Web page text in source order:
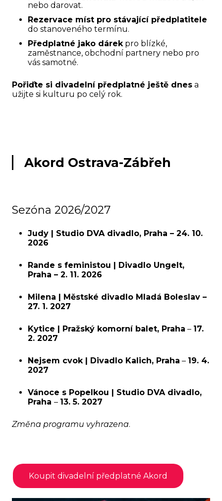
nebo darovat.
Rezervace míst pro stávající předplatitele
do stanoveného termínu.
Předplatné jako dárekpro blízké,
zaměstnance, obchodní partnery nebo pro
vás samotné.
Pořiďte si divadelní předplatné ještě dnes a
užijte si kulturu po celý rok.
Akord Ostrava-Zábřeh
Sezóna 2026/2027
Judy | Studio DVA divadlo, Praha – 24. 10.
2026
Rande s feministou | Divadlo Ungelt,
Praha – 2. 11. 2026
Milena | Městské divadlo Mladá Boleslav –
27. 1. 2027
Kytice | Pražský komorní balet, Praha – 17.
2. 2027
Nejsem cvok | Divadlo Kalich, Praha – 19. 4.
2027
Vánoce s Popelkou | Studio DVA divadlo,
Praha – 13. 5. 2027
Změna programu vyhrazena.
Koupit divadelní předplatné Akord